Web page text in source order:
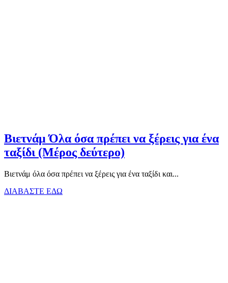
Βιετνάμ Όλα όσα πρέπει να ξέρεις για ένα
ταξίδι (Μέρος δεύτερο)
Βιετνάμ όλα όσα πρέπει να ξέρεις για ένα ταξίδι και...
ΔΙΑΒΑΣΤΕ ΕΔΩ